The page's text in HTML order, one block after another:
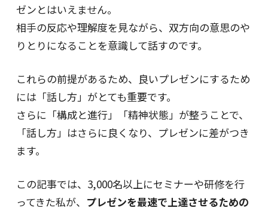
ゼンとはいえません。
相手の反応や理解度を見ながら、双方向の意思のや
りとりになることを意識して話すのです。
これらの前提があるため、良いプレゼンにするため
には「話し方」がとても重要です。
さらに「構成と進行」「精神状態」が整うことで、
「話し方」はさらに良くなり、プレゼンに差がつき
ます。
この記事では、3,000名以上にセミナーや研修を行
ってきた私が、 プレゼンを最速で上達させるための